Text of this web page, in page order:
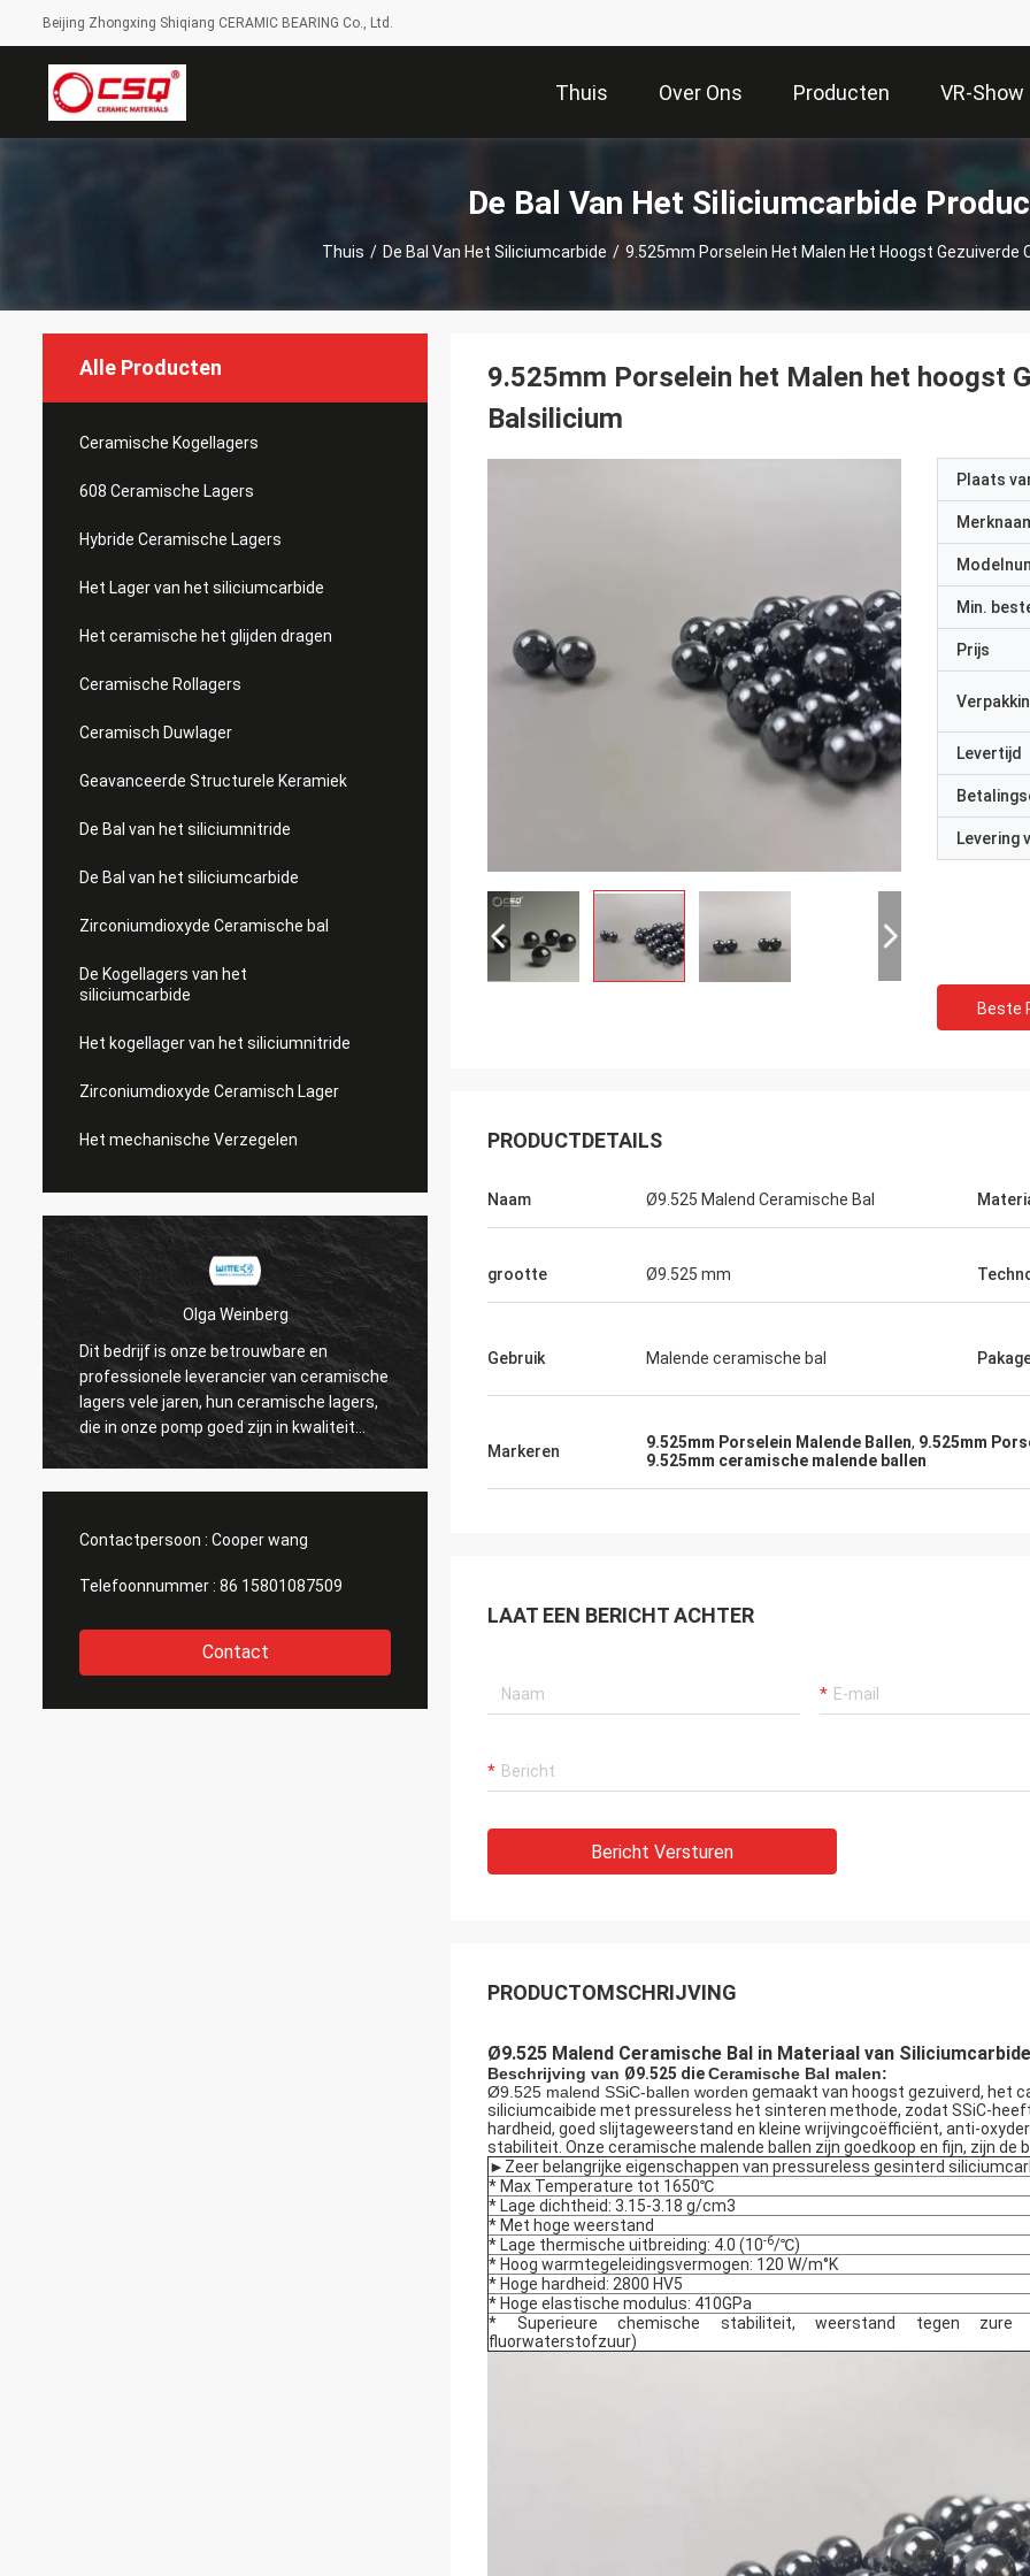
Beijing Zhongxing Shiqiang CERAMIC BEARING Co., Ltd.
Thuis Over Ons Producten VR-Show
De Bal Van Het Siliciumcarbide
Thuis / De Bal Van Het Siliciumcarbide / 9.525mm Porselein Het Malen Het Hoogst Gezuiverde
Alle Producten
Ceramische Kogellagers
608 Ceramische Lagers
Hybride Ceramische Lagers
Het Lager van het siliciumcarbide
Het ceramische het glijden dragen
Ceramische Rollagers
Ceramisch Duwlager
Geavanceerde Structurele Keramiek
De Bal van het siliciumnitride
De Bal van het siliciumcarbide
Zirconiumdioxyde Ceramische bal
De Kogellagers van het
siliciumcarbide
Het kogellager van het siliciumnitride
Zirconiumdioxyde Ceramisch Lager
Het mechanische Verzegelen
Olga Weinberg
Dit bedrijf is onze betrouwbare en
professionele leverancier van ceramische
lagers vele jaren, hun ceramische lagers,
die in onze pomp goed zijn in kwaliteit
worden gebruikt.
Hun ceramische lagers zijn van hoge
Contactpersoon : Cooper wang
Telefoonnummer : 86 15801087509
Contact
9.525mm Porselein het Malen het hoogst
Balsilicium
Plaats
Min.
Prijs
Levertijd
Levering
Beste
PRODUCTDETAILS
Naam Ø9.525 Malend Ceramische Bal
grootte Ø9.525 mm
Gebruik Malende ceramische bal
Markeren 9.525mm Porselein Malende Ballen, 9.525mm
9.525mm ceramische malende ballen
LAAT EEN BERICHT ACHTER
Bericht Versturen
PRODUCTOMSCHRIJVING
Ø9.525 Malend Ceramische Bal in Materiaal van Siliciumcarbide
Beschrijving van Ø9.525 dieCeramische Bal malen:
Ø9.525 malend SSiC-ballen worden gemaakt van hoogst gezuiverd, het
siliciumcaibide met pressureless het sinteren methode, zodat SSiC-
hardheid, goed slijtageweerstand en kleine wrijvingcoëfficiënt, anti-
stabiliteit. Onze ceramische malende ballen zijn goedkoop en fijn, zijn
►Zeer belangrijke eigenschappen van pressureless gesinterd
* Max Temperature tot 1650℃
* Lage dichtheid: 3.15-3.18 g/cm3
* Met hoge weerstand
* Lage thermische uitbreiding: 4.0 (10-6/℃)
* Hoog warmtegeleidingsvermogen: 120 W/m°K
* Hoge hardheid: 2800 HV5
* Hoge elastische modulus: 410GPa
* Superieure chemische stabiliteit, weerstand tegen zure
fluorwaterstofzuur)